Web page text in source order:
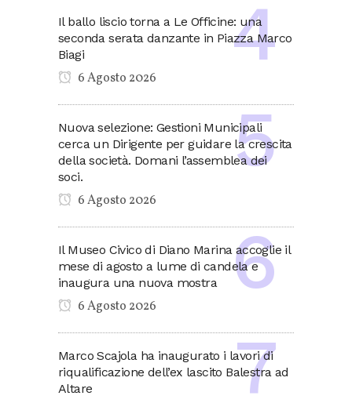
Il ballo liscio torna a Le Officine: una
seconda serata danzante in Piazza Marco
Biagi
6 Agosto 2026
Nuova selezione: Gestioni Municipali
cerca un Dirigente per guidare la crescita
della società. Domani l’assemblea dei
soci.
6 Agosto 2026
Il Museo Civico di Diano Marina accoglie il
mese di agosto a lume di candela e
inaugura una nuova mostra
6 Agosto 2026
Marco Scajola ha inaugurato i lavori di
riqualificazione dell’ex lascito Balestra ad
Altare